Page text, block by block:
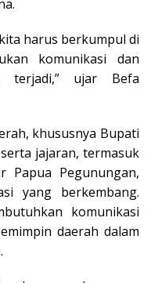
harus berkumpul di
komunikasi dan
terjadi,” ujar Befa
khususnya Bupati
jajaran, termasuk
Papua Pegunungan,
yang berkembang.
komunikasi
daerah dalam